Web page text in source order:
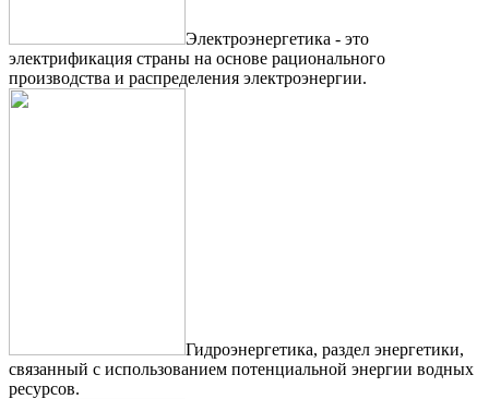
Электроэнергетика - это
электрификация страны на основе рационального
производства и распределения электроэнергии.
Гидроэнергетика, раздел энергетики,
связанный с использованием потенциальной энергии водных
ресурсов.